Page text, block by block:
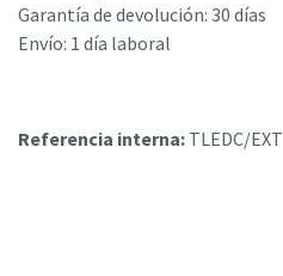
Garantía de devolución: 30 días
Envío: 1 día laboral
Referencia interna: TLEDC/EXT